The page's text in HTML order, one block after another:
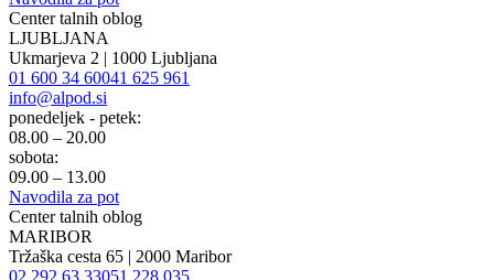
Center talnih oblog
LJUBLJANA
Ukmarjeva 2 | 1000 Ljubljana
01 600 34 60041 625 961
info@alpod.si
ponedeljek - petek:
08.00 – 20.00
sobota:
09.00 – 13.00
Navodila za pot
Center talnih oblog
MARIBOR
Tržaška cesta 65 | 2000 Maribor
02 292 63 33051 228 035